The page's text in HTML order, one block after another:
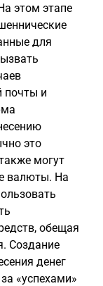
этом этапе
для
почты и
это
могут
валюты. На
обещая
Создание
денег
«успехами»